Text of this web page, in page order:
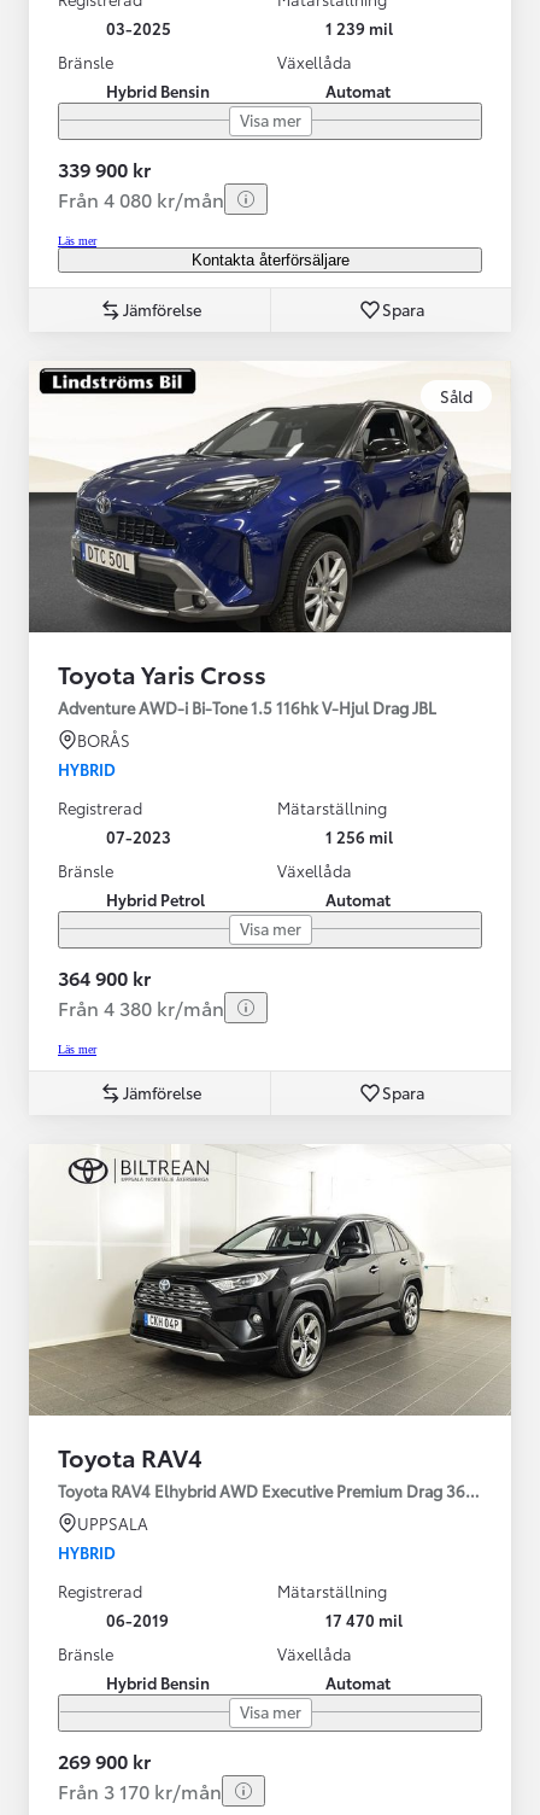
03-2025
1 239 mil
Bränsle
Hybrid Bensin
Växellåda
Automat
Visa mer
339 900 kr
Från 4 080 kr/mån
Läs mer
Kontakta återförsäljare
Jämförelse Spara
Såld
Toyota Yaris Cross
Adventure AWD-i Bi-Tone 1.5 116hk V-Hjul Drag JBL
BORÅS
HYBRID
Registrerad
07-2023
Mätarställning
1 256 mil
Bränsle
Hybrid Petrol
Växellåda
Automat
Visa mer
364 900 kr
Från 4 380 kr/mån
Läs mer
Jämförelse Spara
Toyota RAV4
Toyota RAV4 Elhybrid AWD Executive Premium Drag 360-kamera
UPPSALA
HYBRID
Registrerad
06-2019
Mätarställning
17 470 mil
Bränsle
Hybrid Bensin
Växellåda
Automat
Visa mer
269 900 kr
Från 3 170 kr/mån